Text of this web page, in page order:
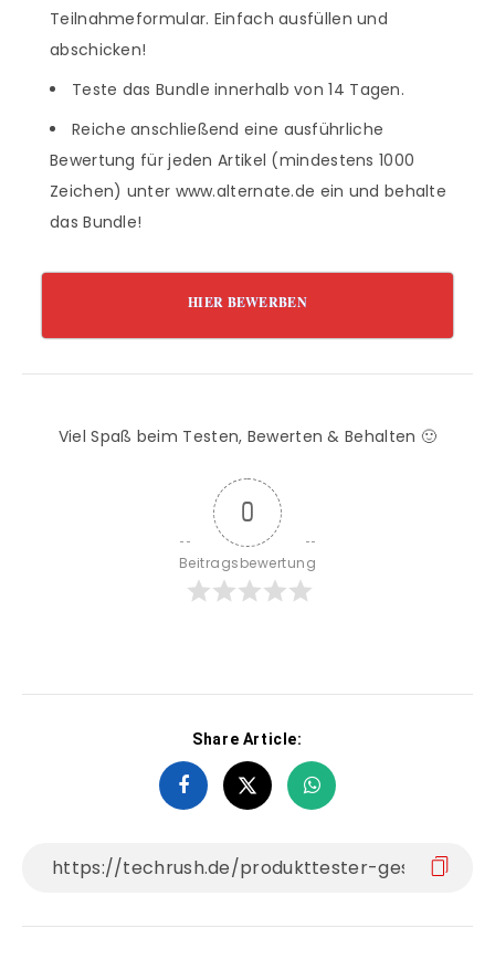
Teilnahmeformular. Einfach ausfüllen und
abschicken!
Teste das Bundle innerhalb von 14 Tagen.
Reiche anschließend eine ausführliche
Bewertung für jeden Artikel (mindestens 1000
Zeichen) unter www.alternate.de ein und behalte
das Bundle!
HIER BEWERBEN
Viel Spaß beim Testen, Bewerten & Behalten 🙂
0
Beitragsbewertung
Share Article: